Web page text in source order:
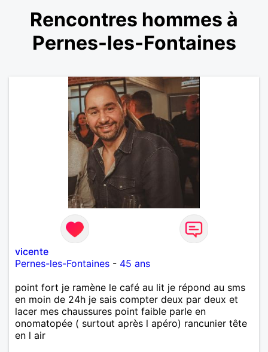
Rencontres hommes à
Pernes-les-Fontaines
vicente
Pernes-les-Fontaines - 45 ans
point fort je ramène le café au lit je répond au sms
en moin de 24h je sais compter deux par deux et
lacer mes chaussures point faible parle en
onomatopée ( surtout après l apéro) rancunier tête
en l air